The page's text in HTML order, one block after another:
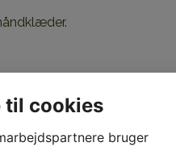
til cookies
bruger